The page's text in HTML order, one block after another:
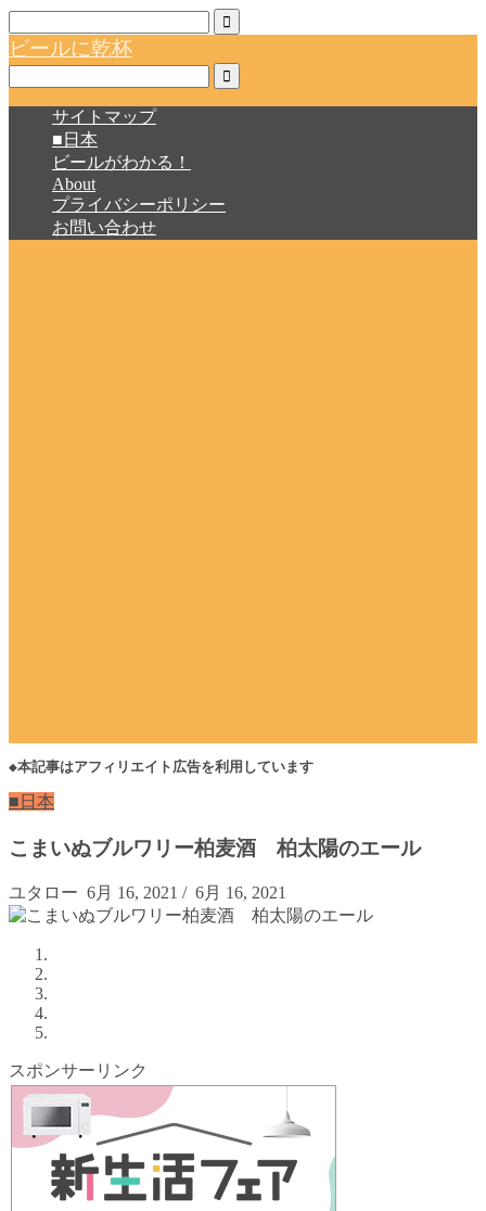
ビールに乾杯
サイトマップ
■日本
ビールがわかる！
About
プライバシーポリシー
お問い合わせ
◆本記事はアフィリエイト広告を利用しています
■日本
こまいぬブルワリー柏麦酒 柏太陽のエール
ユタロー 6月 16, 2021 / 6月 16, 2021
スポンサーリンク